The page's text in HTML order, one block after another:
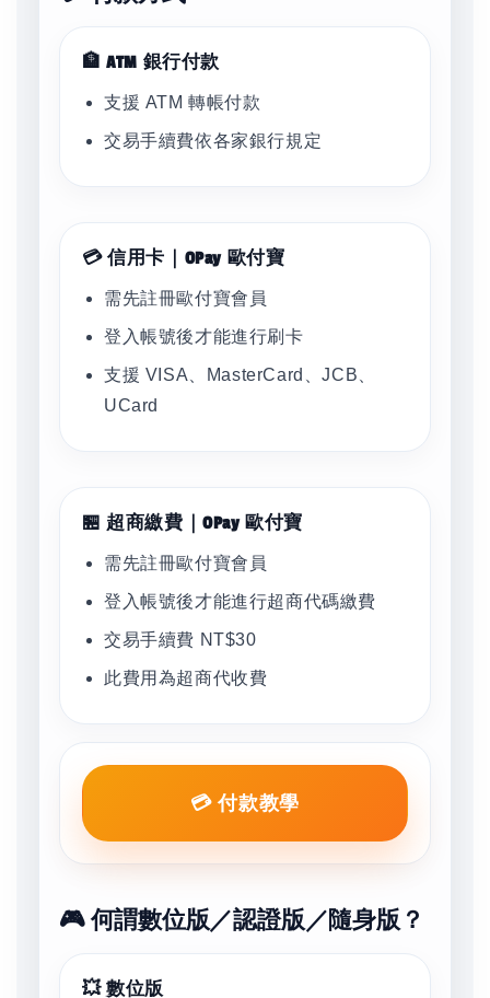
🏦 ATM 銀行付款
支援 ATM 轉帳付款
交易手續費依各家銀行規定
💳 信用卡｜OPay 歐付寶
需先註冊歐付寶會員
登入帳號後才能進行刷卡
支援 VISA、MasterCard、JCB、
UCard
🏪 超商繳費｜OPay 歐付寶
需先註冊歐付寶會員
登入帳號後才能進行超商代碼繳費
交易手續費 NT$30
此費用為超商代收費
💳 付款教學
🎮 何謂數位版／認證版／隨身版？
💥 數位版